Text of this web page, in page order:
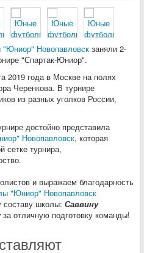
Новопавловск заняли 2-
"Спартак-Юниор".
2019 года в Москве на полях
Черенкова. В турнире
из разных уголков России,
достойно представила
Новопавловск, которая
сетке турнира,
и выражаем благодарность
"Юниор" Новопавловск
составу школы: Саввину
за отличную подготовку команды!